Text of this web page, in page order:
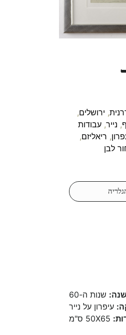
, ירושלים,
, נייר, עבודות
, ריאליזם,
לבן
שנות ה-60
עיפרון על נייר